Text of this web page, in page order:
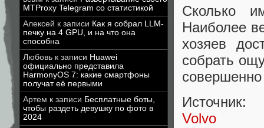
MTProxy Telegram со статистикой
Алексей к записи Как я собрал LLM-
печку на 4 GPU, и на что она
способна
Любовь к записи Huawei
официально представила
HarmonyOS 7: какие смартфоны
получат её первыми
Артем к записи Бесплатные боты,
чтобы раздеть девушку по фото в
2024
Сколько
Наиболее
хозяев
собрать
Источник:
Volvo